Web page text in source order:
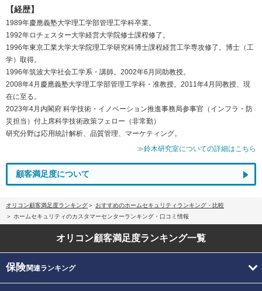
【経歴】
1989年慶應義塾大学理工学部管理工学科卒業。
1992年ロチェスター大学経営大学院修士課程修了。
1996年東京工業大学大学院理工学研究科博士課程経営工学専攻修了。博士（工
学）取得。
1996年筑波大学社会工学系・講師。2002年6月同助教授。
2008年4月慶應義塾大学理工学部管理工学科・准教授。2011年4月同教授、現
在に至る。
2023年4月内閣府 科学技術・イノベーション推進事務局参事官（インフラ・防
災担当）付上席科学技術政策フェロー（非常勤）
研究分野は応用統計解析、品質管理、マーケティング。
≫鈴木研究室についての詳細はこちら
顧客満足度について
オリコン顧客満足度ランキング
おすすめのホームセキュリティランキング・比較
ホームセキュリティのカスタマーセンターランキング・口コミ情報
オリコン顧客満足度ランキング一覧
保険関連ランキング